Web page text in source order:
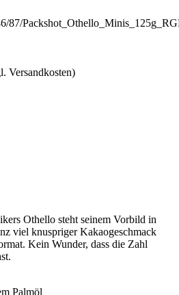
87/
Versandkosten)
Othello steht seinem Vorbild in
viel knuspriger Kakaogeschmack
Kein Wunder, dass die Zahl
Palmöl